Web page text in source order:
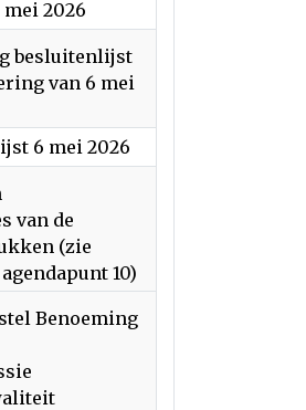
2026
besluitenlijst
van 6 mei
6 mei 2026
van de
(zie
10)
Benoeming